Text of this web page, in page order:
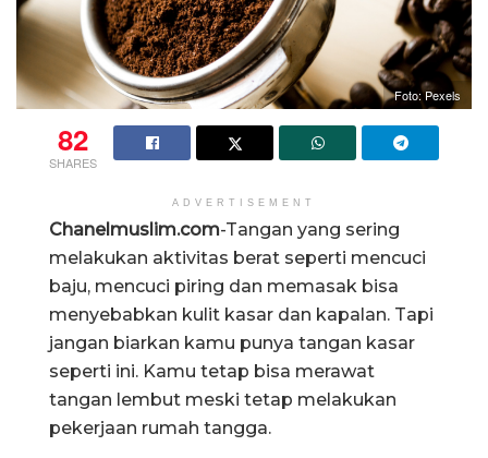
Foto: Pexels
82
SHARES
ADVERTISEMENT
Chanelmuslim.com-Tangan yang sering
melakukan aktivitas berat seperti mencuci
baju, mencuci piring dan memasak bisa
menyebabkan kulit kasar dan kapalan. Tapi
jangan biarkan kamu punya tangan kasar
seperti ini. Kamu tetap bisa merawat
tangan lembut meski tetap melakukan
pekerjaan rumah tangga.